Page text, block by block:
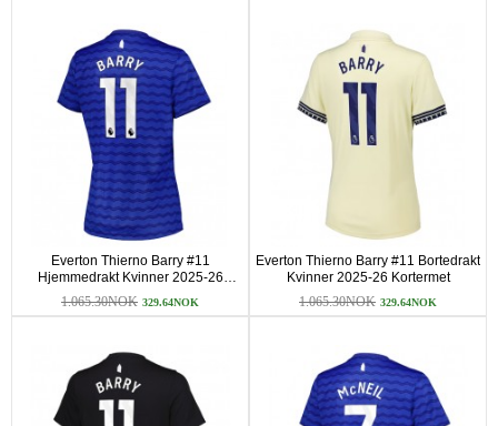
Everton Thierno Barry #11
Hjemmedrakt Kvinner 2025-26
Kortermet
1.065.30NOK 329.64NOK
Everton Thierno Barry #11 Bortedrakt
Kvinner 2025-26 Kortermet
1.065.30NOK 329.64NOK